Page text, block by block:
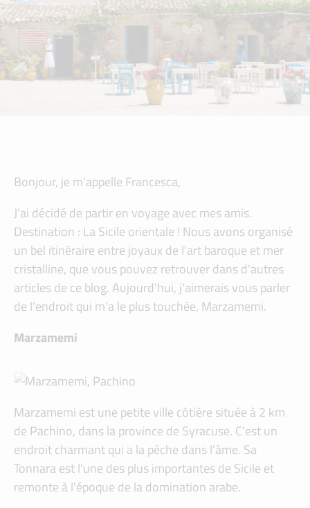
Bonjour, je m'appelle Francesca,
J'ai décidé de partir en voyage avec mes amis.
Destination : La Sicile orientale ! Nous avons organisé
un bel itinéraire entre joyaux de l'art baroque et mer
cristalline, que vous pouvez retrouver dans d'autres
articles de ce blog. Aujourd'hui, j'aimerais vous parler
de l'endroit qui m'a le plus touchée, Marzamemi.
Marzamemi
Marzamemi est une petite ville côtière située à 2 km
de Pachino, dans la province de Syracuse. C'est un
endroit charmant qui a la pêche dans l'âme. Sa
Tonnara est l'une des plus importantes de Sicile et
remonte à l'époque de la domination arabe.